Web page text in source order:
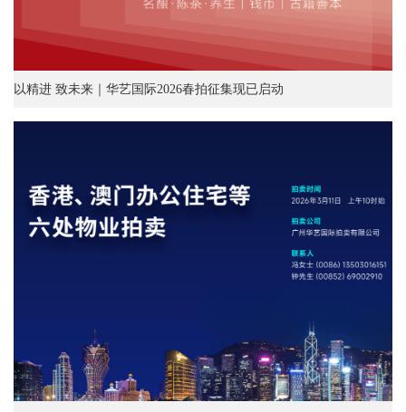
以精进 致未来｜华艺国际2026春拍征集现已启动